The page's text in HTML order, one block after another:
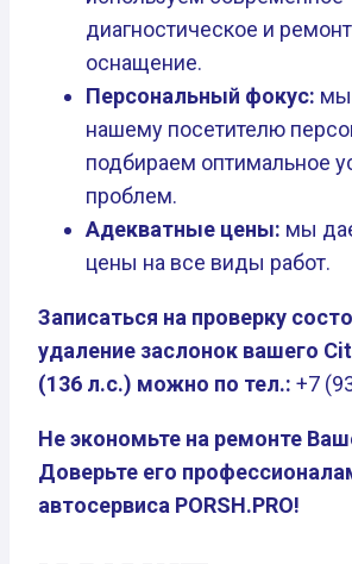
диагностическое и
оснащение.
Персональный фокус: мы
нашему посетителю
подбираем оптимальное
проблем.
Адекватные цены: мы
цены на все виды работ.
Записаться на проверку
удаление заслонок вашего
(136 л.с.) можно по тел.: +7
Не экономьте на ремонте
Доверьте его
автосервиса PORSH.PRO!